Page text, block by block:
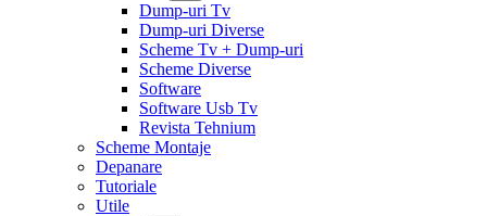
Dump-uri Tv
Dump-uri Diverse
Scheme Tv + Dump-uri
Scheme Diverse
Software
Software Usb Tv
Revista Tehnium
Scheme Montaje
Depanare
Tutoriale
Utile